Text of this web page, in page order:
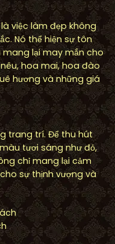
việc làm đẹp không
Nó thể hiện sự tôn
lại may mắn cho
hoa mai, hoa đào
hương và những giá
trang trí. Để thu hút
tươi sáng như đỏ,
chỉ mang lại cảm
sự thịnh vượng và